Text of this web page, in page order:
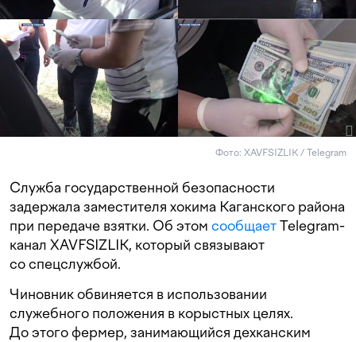
Фото: XAVFSIZLIK / Telegram
Служба государственной безопасности
задержала заместителя хокима Каганского района
при передаче взятки. Об этом сообщаетTelegram-
канал XAVFSIZLIK, который связывают
со спецслужбой.
Чиновник обвиняется в использовании
служебного положения в корыстных целях.
До этого фермер, занимающийся дехканским